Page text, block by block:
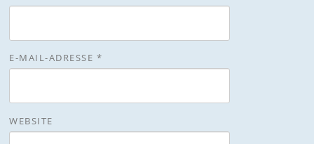
E-MAIL-ADRESSE *
WEBSITE